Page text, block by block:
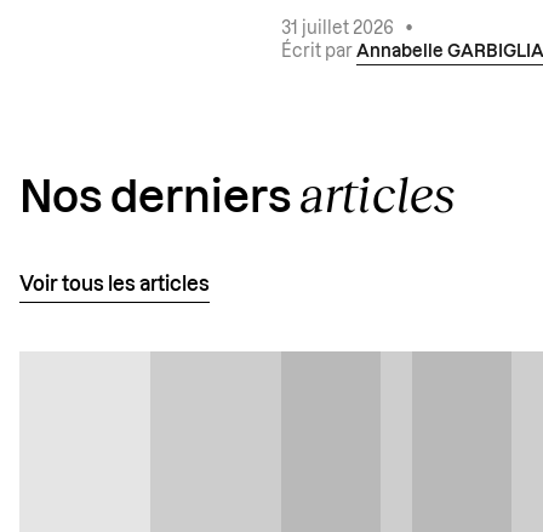
31 juillet 2026
•
Écrit par Annabelle GARBIGLIA
Nos derniers articles
Voir tous les articles